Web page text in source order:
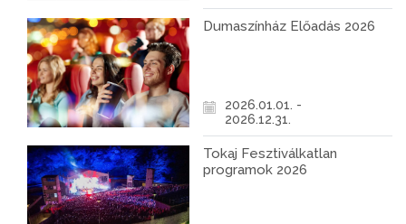
Dumaszínház Előadás 2026
2026.01.01. -
2026.12.31.
Tokaj Fesztiválkatlan
programok 2026